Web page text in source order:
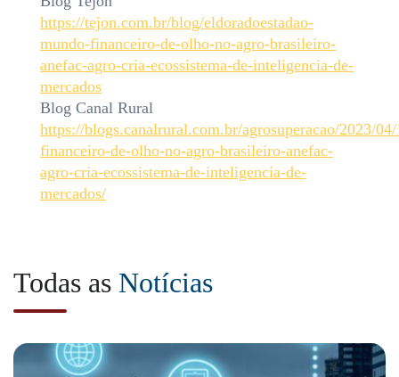
https://tejon.com.br/blog/eldoradoestadao-
mundo-financeiro-de-olho-no-agro-brasileiro-
anefac-agro-cria-ecossistema-de-inteligencia-de-
mercados
Blog Canal Rural
https://blogs.canalrural.com.br/agrosuperacao/2023/
financeiro-de-olho-no-agro-brasileiro-anefac-
agro-cria-ecossistema-de-inteligencia-de-
mercados/
Todas as Notícias